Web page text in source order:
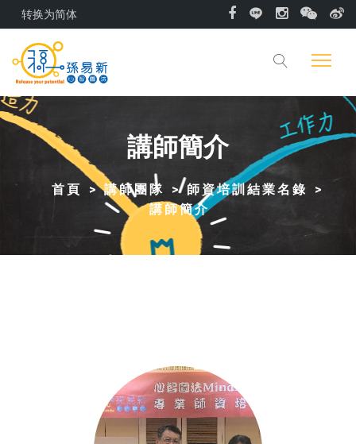
转换为简体
講師簡介
首頁 講師團隊
師資培訓結業名錄
講師簡介